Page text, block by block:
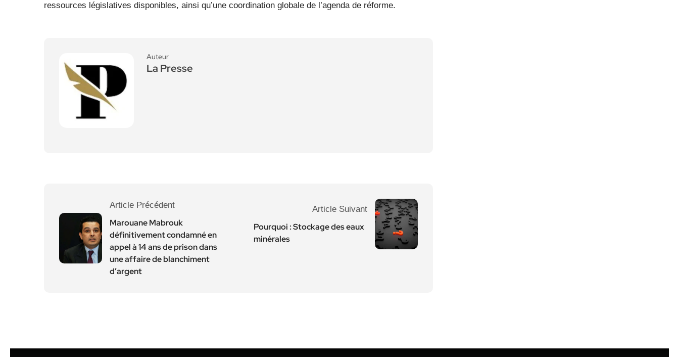
ressources législatives disponibles, ainsi qu’une coordination globale de l’agenda de réforme.
Auteur
La Presse
Article Précédent
Marouane Mabrouk
définitivement condamné en
appel à 14 ans de prison dans
une affaire de blanchiment
d’argent
Article Suivant
Pourquoi : Stockage des eaux
minérales